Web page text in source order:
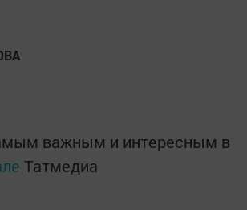
важным и интересным в
Татмедиа